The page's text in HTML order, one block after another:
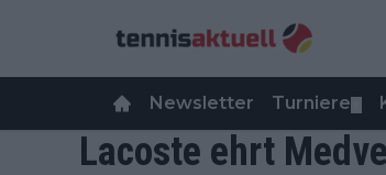
Newsletter Turniere
Lacoste ehrt